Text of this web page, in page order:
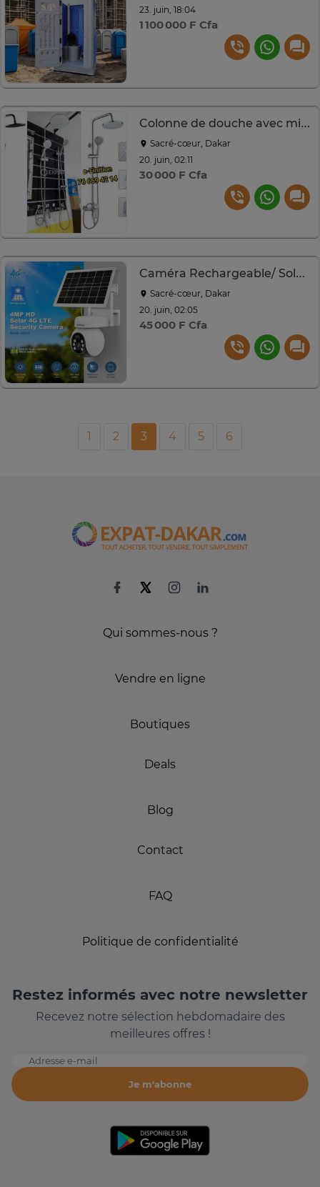
23. juin, 18:04
1 100 000 F Cfa
Colonne de douche avec mitigeur
Sacré-cœur, Dakar
20. juin, 02:11
30 000 F Cfa
Caméra Rechargeable/ Solaire
Sacré-cœur, Dakar
20. juin, 02:05
45 000 F Cfa
1 2 3 4 5 6
Qui sommes-nous ?
Vendre en ligne
Boutiques
Deals
Blog
Contact
FAQ
Politique de confidentialité
Restez informés avec notre newsletter
Recevez notre sélection hebdomadaire des
meilleures offres !
Adresse e-mail
Je m'abonne